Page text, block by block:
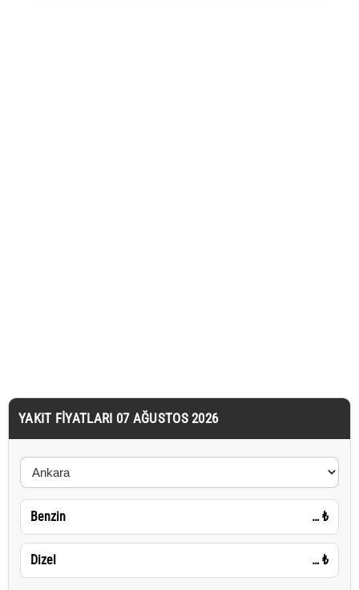
YAKIT FIYATLARI 07 AĞUSTOS 2026
Benzin … ₺
Dizel … ₺